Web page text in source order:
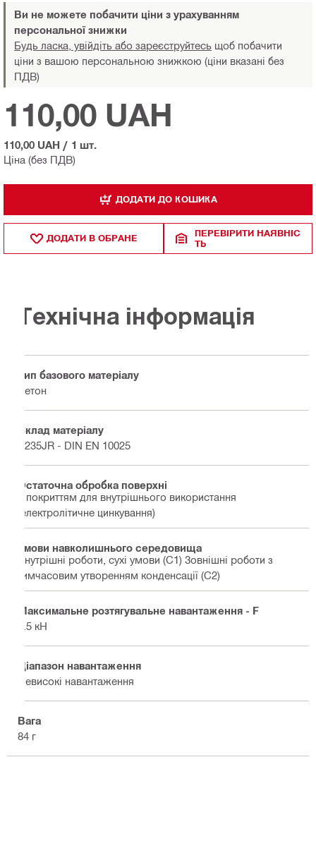
Ви не можете побачити ціни з урахуванням
персональної знижки
Будь ласка, увійдіть або зареєструйтесь щоб побачити
ціни з вашою персональною знижкою (ціни вказані без
ПДВ)
Ціна (без ПДВ)
110,00 UAH
110,00 UAH / 1 шт.
ДОДАТИ ДО КОШИКА
ДОДАТИ В ОБРАНЕ
ПЕРЕВІРИТИ НАЯВНІС
ТЬ
Технічна інформація
Тип базового матеріалу
Бетон
Склад матеріалу
S235JR - DIN EN 10025
Остаточна обробка поверхні
З покриттям для внутрішнього використання
(електролітичне цинкування)
Умови навколишнього середовища
Внутрішні роботи, сухі умови (C1) Зовнішні роботи з
тимчасовим утворенням конденсації (C2)
Максимальне розтягувальне навантаження - F
1.5 кН
Діапазон навантаження
Невисокі навантаження
Вага
84 г